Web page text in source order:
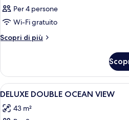
Per 4 persone
Wi-Fi gratuito
Scopri di più
Altri
Apri
tutte
le
8
DELUXE DOUBLE OCEAN VIEW
43 m²